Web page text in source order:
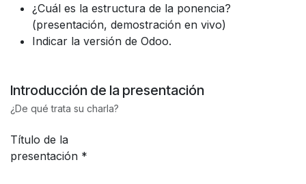
¿Cuál es la estructura de la ponencia?
(presentación, demostración en vivo)
Indicar la versión de Odoo.
Introducción de la presentación
¿De qué trata su charla?
Título de la
presentación *